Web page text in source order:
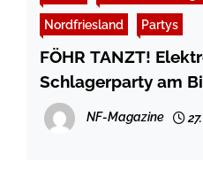
Nordfriesland Partys
FÖHR TANZT!
Schlagerparty am
NF-Magazine